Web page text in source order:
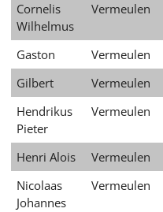
Cornelis
Wilhelmus
Vermeulen
Gaston
Vermeulen
Gilbert
Vermeulen
Hendrikus
Pieter
Vermeulen
Henri Alois Vermeulen
Nicolaas
Johannes
Vermeulen